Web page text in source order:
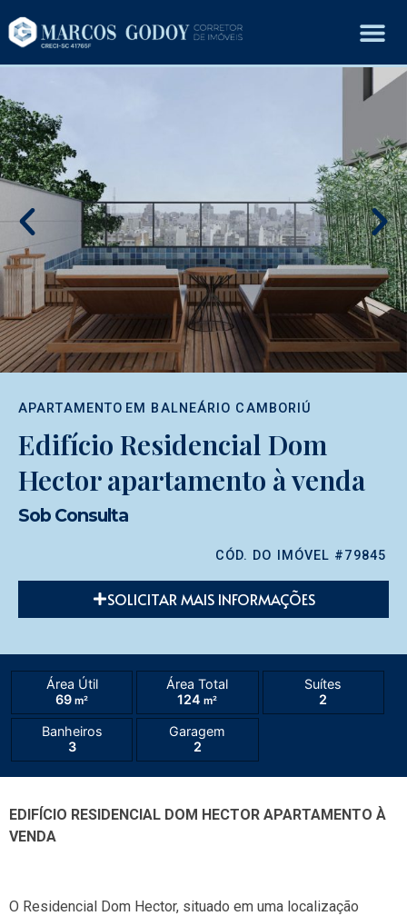
APARTAMENTO EM BALNEÁRIO CAMBORIÚ
Edifício Residencial Dom
Hector apartamento à venda
Sob Consulta
CÓD. DO IMÓVEL #79845
SOLICITAR MAIS INFORMAÇÕES
Área Útil
69 m²
Área Total
124 m²
Suítes
2
Banheiros
3
Garagem
2
EDIFÍCIO RESIDENCIAL DOM HECTOR APARTAMENTO À
VENDA
O Residencial Dom Hector, situado em uma localização